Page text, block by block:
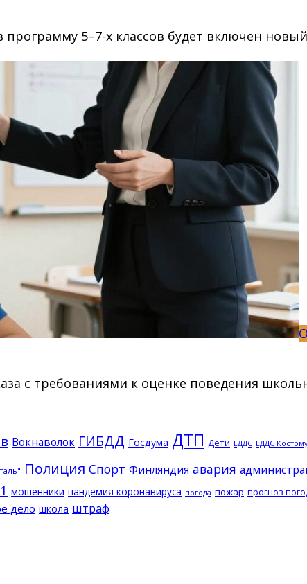
программу 5–7-х классов будет включен
с требованиями к оценке поведения
Вокнаволок ГИБДД Госдума ДТП Дети ЕДДС ЕДДС
Полиция Спорт Финляндия авария
мошенники пандемия коронавируса погода пожар прогноз
дело школа штраф